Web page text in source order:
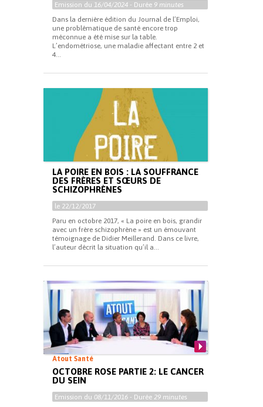
Emission du 16/04/2024 - Durée 9 minutes
Dans la dernière édition du Journal de l’Emploi,
une problématique de santé encore trop
méconnue a été mise sur la table.
L’endométriose, une maladie affectant entre 2 et
4...
LA POIRE EN BOIS : LA SOUFFRANCE
DES FRÈRES ET SŒURS DE
SCHIZOPHRÈNES
le 22/12/2017
Paru en octobre 2017, « La poire en bois, grandir
avec un frère schizophrène » est un émouvant
témoignage de Didier Meillerand. Dans ce livre,
l’auteur décrit la situation qu’il a...
Atout Santé
OCTOBRE ROSE PARTIE 2: LE CANCER
DU SEIN
Emission du 08/11/2016 - Durée 29 minutes